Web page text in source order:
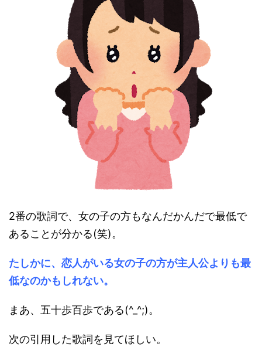
2番の歌詞で、女の子の方もなんだかんだで最低で
あることが分かる(笑)。
たしかに、恋人がいる女の子の方が主人公よりも最
低なのかもしれない。
まあ、五十歩百歩である(^_^;)。
次の引用した歌詞を見てほしい。